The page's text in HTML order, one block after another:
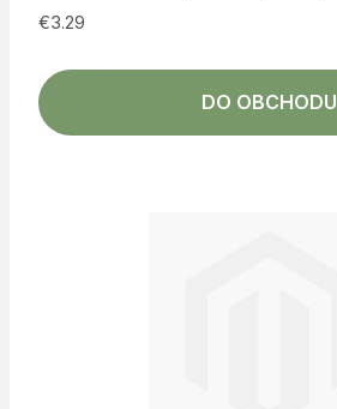
€3.29
DO OBCHODU